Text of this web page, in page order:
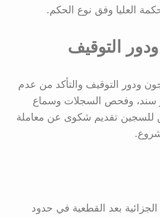
العليا وفق نوع الحكم.
التوقيف
ودور التوقيف والتأكد من عدم
وفحص السجلات وسماع
للسجين تقديم شكوى عن معاملة
الجزائية بعد القطعية في حدود